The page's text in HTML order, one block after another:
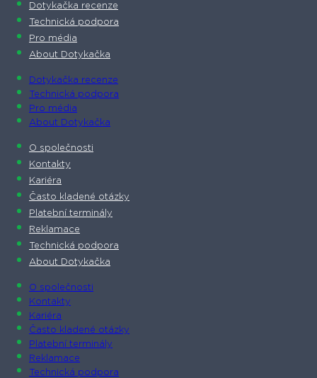
Dotykačka recenze
Technická podpora
Pro média
About Dotykačka
Dotykačka recenze
Technická podpora
Pro média
About Dotykačka
O společnosti
Kontakty
Kariéra
Často kladené otázky
Platební terminály
Reklamace
Technická podpora
About Dotykačka
O společnosti
Kontakty
Kariéra
Často kladené otázky
Platební terminály
Reklamace
Technická podpora